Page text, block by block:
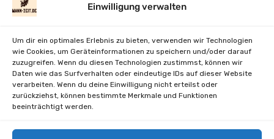
Einwilligung verwalten
Um dir ein optimales Erlebnis zu bieten, verwenden wir Technologien
wie Cookies, um Geräteinformationen zu speichern und/oder darauf
zuzugreifen. Wenn du diesen Technologien zustimmst, können wir
Daten wie das Surfverhalten oder eindeutige IDs auf dieser Website
verarbeiten. Wenn du deine Einwilligung nicht erteilst oder
zurückziehst, können bestimmte Merkmale und Funktionen
beeinträchtigt werden.
Frei
exkl. MwSt.